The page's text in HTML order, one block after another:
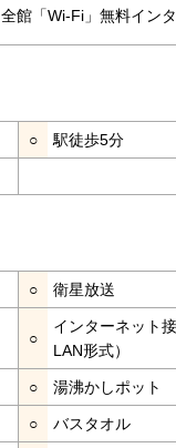
全館「Wi-Fi」無料イン
○ 駅徒歩5分
○ 衛星放送
○
インターネット
LAN形式）
○ 湯沸かしポット
○ バスタオル